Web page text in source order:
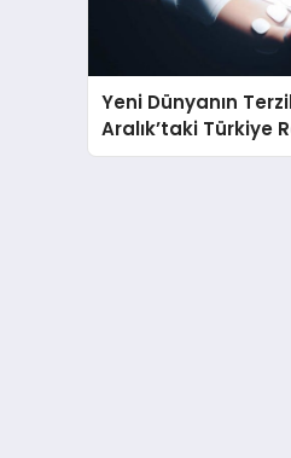
Yeni Dünyanın
Aralık’taki Türkiye
Otomasyon